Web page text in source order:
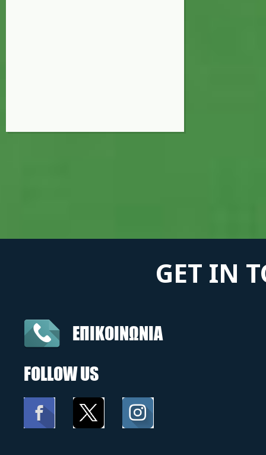
GET IN
ΕΠΙΚΟΙΝΩΝΙΑ
FOLLOW US